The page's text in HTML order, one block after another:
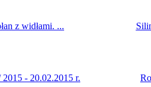
z widłami. ...
- 20.02.2015 r.